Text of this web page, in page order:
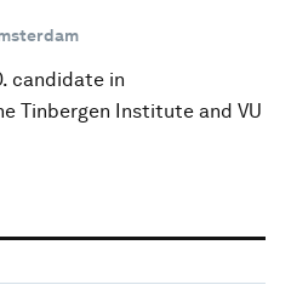
candidate in
Tinbergen Institute and VU